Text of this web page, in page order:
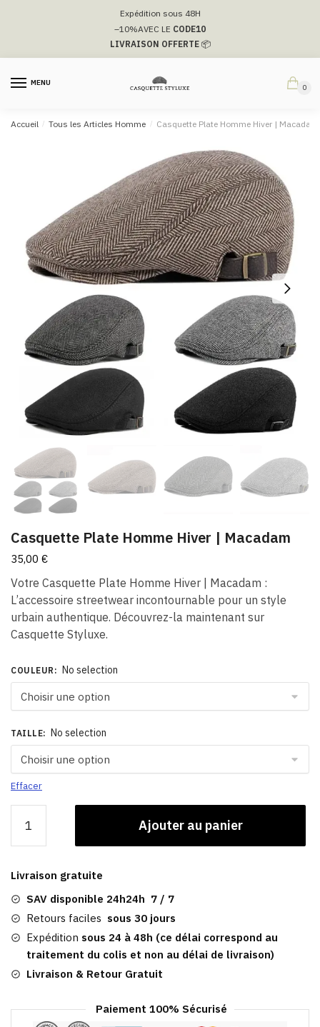
navigation
Expédition sous 48H
–10%AVEC LE CODE10
LIVRAISON OFFERTE📦
MENU
0
Accueil / Tous les Articles Homme / Casquette Plate Homme Hiver​​ | Macadam
Casquette Plate Homme Hiver​​ | Macadam
35,00 €
Votre Casquette Plate Homme Hiver​​ | Macadam :
L’accessoire streetwear incontournable pour un style
urbain authentique. Découvrez-la maintenant sur
Casquette Styluxe.
COULEUR : No selection
TAILLE: No selection
Effacer
Casquette
Homme
Hiver​​
|
Macadam
Ajouter au panier
Livraison gratuite
SAV disponible 24h24h 7 / 7
Retours faciles sous 30 jours
Expédition sous 24 à 48h (ce délai correspond au
traitement du colis et non au délai de livraison)
Livraison & Retour Gratuit
Paiement 100% Sécurisé